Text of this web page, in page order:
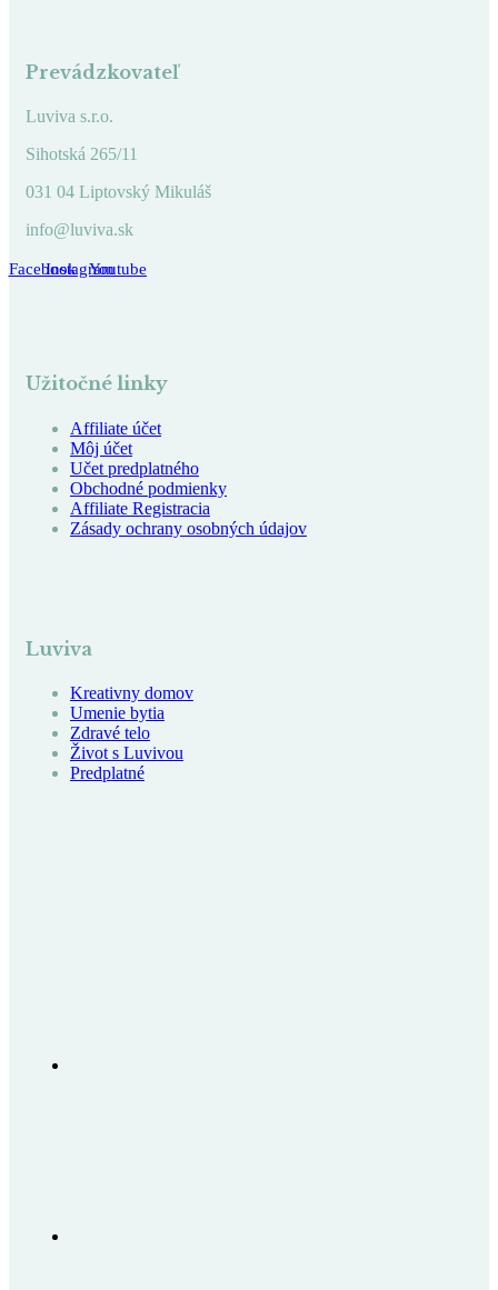
stránke
Prevádzkovateľ
Luviva s.r.o.
Sihotská 265/11
031 04 Liptovský Mikuláš
info@luviva.sk
FacebookInstagramYoutube
Užitočné linky
Affiliate účet
Môj účet
Učet predplatného
Obchodné podmienky
Affiliate Registracia
Zásady ochrany osobných údajov
Luviva
Kreativny domov
Umenie bytia
Zdravé telo
Život s Luvivou
Predplatné